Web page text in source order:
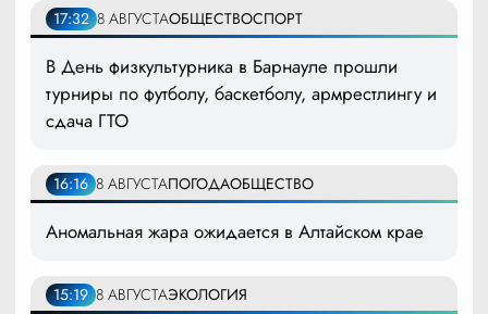
17:32 8 АВГУСТАОБЩЕСТВОСПОРТ
В День физкультурника в Барнауле прошли
турниры по футболу, баскетболу, армрестлингу и
сдача ГТО
16:16 8 АВГУСТАПОГОДАОБЩЕСТВО
Аномальная жара ожидается в Алтайском крае
15:19 8 АВГУСТАЭКОЛОГИЯ